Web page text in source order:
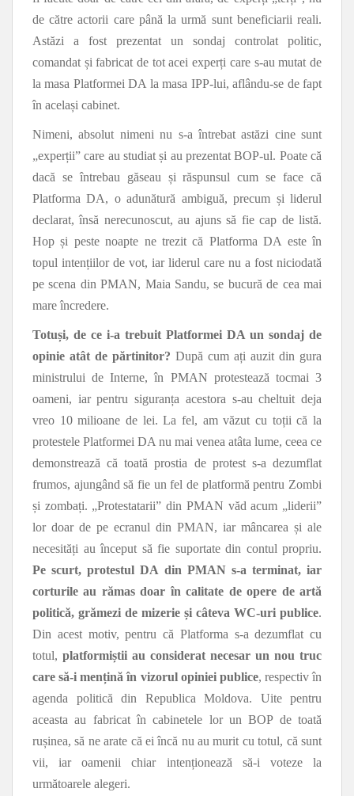
de către actorii care până la urmă sunt beneficiarii reali.
Astăzi a fost prezentat un sondaj controlat politic,
comandat și fabricat de tot acei experți care s-au mutat de
la masa Platformei DA la masa IPP-lui, aflându-se de fapt
în același cabinet.
Nimeni, absolut nimeni nu s-a întrebat astăzi cine sunt
„experții” care au studiat și au prezentat BOP-ul. Poate că
dacă se întrebau găseau și răspunsul cum se face că
Platforma DA, o adunătură ambiguă, precum și liderul
declarat, însă nerecunoscut, au ajuns să fie cap de listă.
Hop și peste noapte ne trezit că Platforma DA este în
topul intențiilor de vot, iar liderul care nu a fost niciodată
pe scena din PMAN, Maia Sandu, se bucură de cea mai
mare încredere.
Totuși, de ce i-a trebuit Platformei DA un sondaj de
opinie atât de părtinitor? După cum ați auzit din gura
ministrului de Interne, în PMAN protestează tocmai 3
oameni, iar pentru siguranța acestora s-au cheltuit deja
vreo 10 milioane de lei. La fel, am văzut cu toții că la
protestele Platformei DA nu mai venea atâta lume, ceea ce
demonstrează că toată prostia de protest s-a dezumflat
frumos, ajungând să fie un fel de platformă pentru Zombi
și zombați. „Protestatarii” din PMAN văd acum „liderii”
lor doar de pe ecranul din PMAN, iar mâncarea și ale
necesități au început să fie suportate din contul propriu.
Pe scurt, protestul DA din PMAN s-a terminat, iar
corturile au rămas doar în calitate de opere de artă
politică, grămezi de mizerie și câteva WC-uri publice.
Din acest motiv, pentru că Platforma s-a dezumflat cu
totul, platformiștii au considerat necesar un nou truc
care să-i mențină în vizorul opiniei publice, respectiv în
agenda politică din Republica Moldova. Uite pentru
aceasta au fabricat în cabinetele lor un BOP de toată
rușinea, să ne arate că ei încă nu au murit cu totul, că sunt
vii, iar oamenii chiar intenționează să-i voteze la
următoarele alegeri.